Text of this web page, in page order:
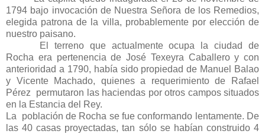
1794 bajo invocación de Nuestra Señora de los Remedios,
elegida patrona de la villa, probablemente por elección de
nuestro paisano.
El terreno que actualmente ocupa la ciudad de
Rocha era pertenencia de José Texeyra Caballero y con
anterioridad a 1790, había sido propiedad de Manuel Balao
y Vicente Machado, quienes a requerimiento de Rafael
Pérez permutaron las haciendas por otros campos situados
en la Estancia del Rey.
La población de Rocha se fue conformando lentamente. De
las 40 casas proyectadas, tan sólo se habían construido 4